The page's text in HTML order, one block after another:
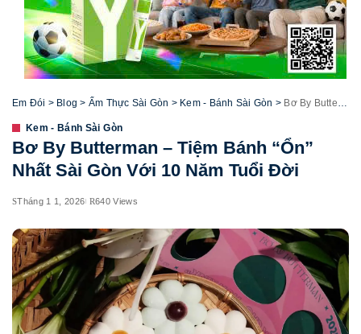
Em Đói > Blog > Ẩm Thực Sài Gòn > Kem - Bánh Sài Gòn > Bơ By Butterman – Tiệm Bánh “Ổn” Nhất Sài Gòn Với 10 Năm Tuổi Đời
Kem - Bánh Sài Gòn
Bơ By Butterman – Tiệm Bánh “Ổn”
Nhất Sài Gòn Với 10 Năm Tuổi Đời
Tháng 1 1, 2026 640 Views